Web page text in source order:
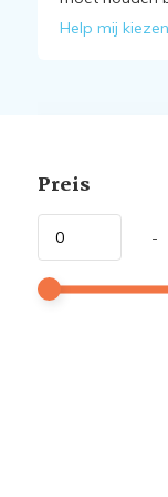
Help mij kiezen
Preis
-